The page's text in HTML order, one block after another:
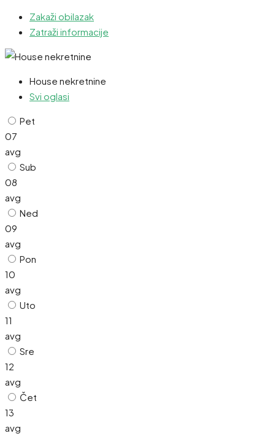
Zakaži obilazak
Zatraži informacije
House nekretnine
Svi oglasi
Pet
07
avg
Sub
08
avg
Ned
09
avg
Pon
10
avg
Uto
11
avg
Sre
12
avg
Čet
13
avg